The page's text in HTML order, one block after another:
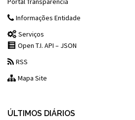
Informações Entidade
Serviços
Open T.I. API – JSON
RSS
Mapa Site
ÚLTIMOS DIÁRIOS